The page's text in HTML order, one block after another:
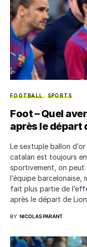
FOOTBALL SPORTS
Foot – Quel
après le départ
Le sextuple ballon
catalan est toujours
sportivement, on peut
l’équipe barcelonaise,
fait plus partie de
après le départ de
BY NICOLAS PARANT